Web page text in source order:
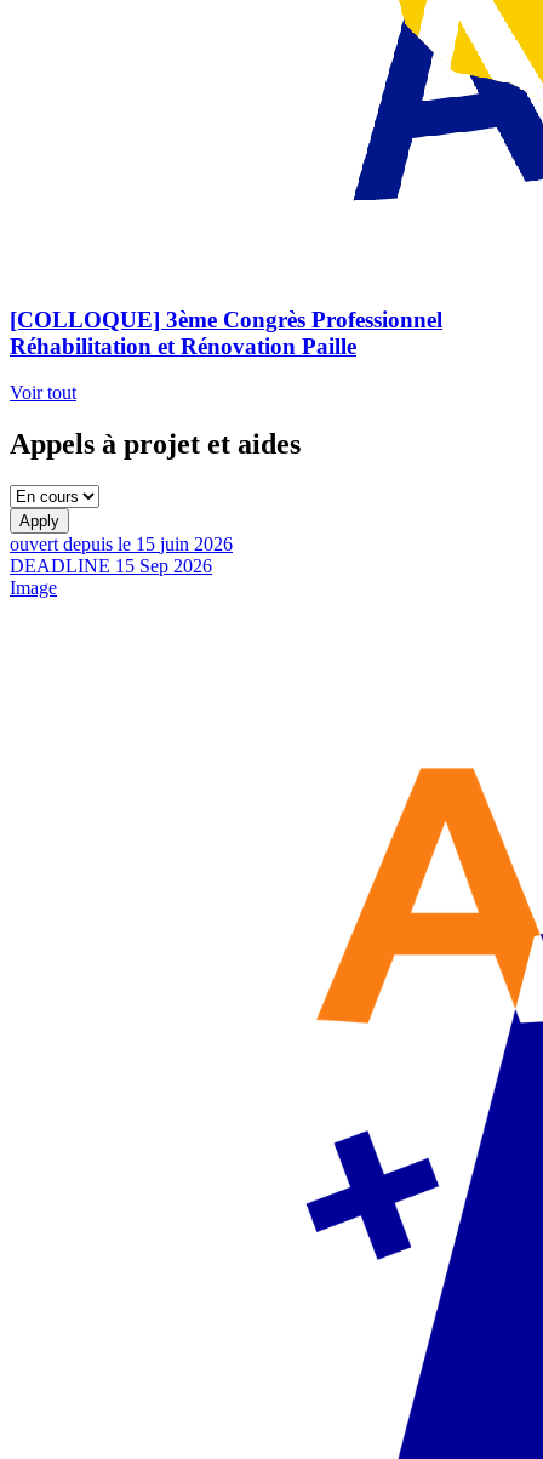
[COLLOQUE] 3ème Congrès Professionnel
Réhabilitation et Rénovation Paille
Voir tout
Appels à projet et aides
ouvert depuis le 15 juin 2026
DEADLINE 15 Sep 2026
Image